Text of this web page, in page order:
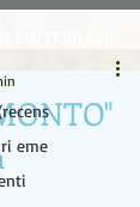
eme